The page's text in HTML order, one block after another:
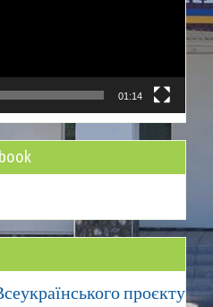
01:14
проєкту